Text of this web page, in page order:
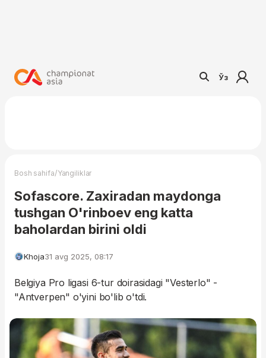
Ўз
Bosh sahifa/Yangiliklar
Sofascore. Zaxiradan maydonga
tushgan O'rinboev eng katta
baholardan birini oldi
Khoja31 avg 2025, 08:17
Belgiya Pro ligasi 6-tur doirasidagi "Vesterlo" -
"Antverpen" o'yini bo'lib o'tdi.